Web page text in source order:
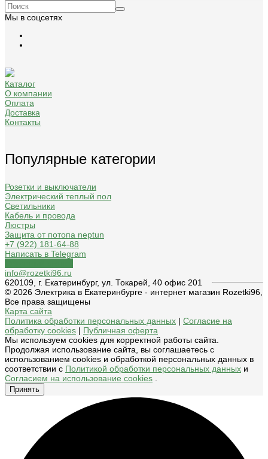
Мы в соцсетях
Каталог
О компании
Оплата
Доставка
Контакты
Популярные категории
Розетки и выключатели
Электрический теплый пол
Светильники
Кабель и провода
Люстры
Защита от потопа neptun
+7 (922) 181-64-88
Написать в Telegram
info@rozetki96.ru
620109, г. Екатеринбург, ул. Токарей, 40 офис 201
© 2026 Электрика в Екатеринбурге - интернет магазин Rozetki96,
Все права защищены
Карта сайта
Политика обработки персональных данных | Согласие на
обработку cookies | Публичная оферта
Мы используем cookies для корректной работы сайта.
Продолжая использование сайта, вы соглашаетесь с
использованием cookies и обработкой персональных данных в
соответствии с Политикой обработки персональных данных и
Согласием на использование cookies .
Принять